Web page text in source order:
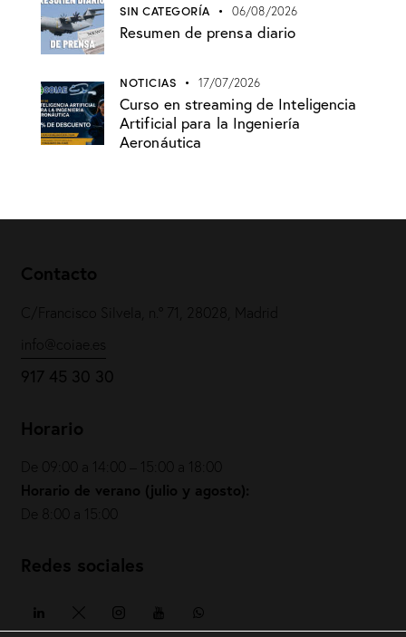
SIN CATEGORÍA 06/08/2026
Resumen de prensa diario
NOTICIAS 17/07/2026
Curso en streaming de Inteligencia
Artificial para la Ingeniería
Aeronáutica
Contacto
C/Francisco Silvela, n.º 71, 28028, Madrid
917 45 30 30
Horario
De 09:00 a 14:00 – 15:00 a 18:00
Horario de verano (julio y agosto):
De 8:00 a 15:00
Redes sociales